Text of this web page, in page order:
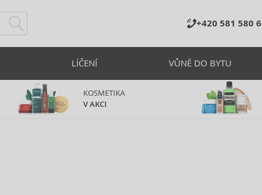
+420 581 580
LÍČENÍ VŮNĚ DO BYTU
KOSMETIKA
V AKCI